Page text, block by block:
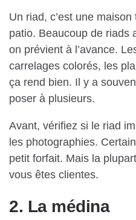
Un riad, c’est une
patio. Beaucoup de riads
on prévient à l’avance.
carrelages colorés, les
ça rend bien. Il y a
poser à plusieurs.
Avant, vérifiez si le riad
les photographies.
petit forfait. Mais la
vous êtes clientes.
2. La médina